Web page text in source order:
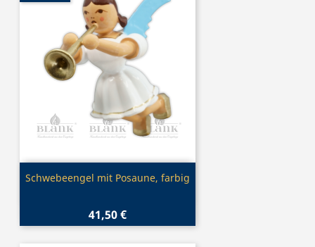
Vorschau
Schwebeengel mit Posaune, farbig
41,50 €